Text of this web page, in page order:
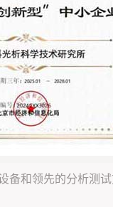
备和领先的分析测